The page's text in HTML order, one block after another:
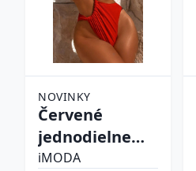
NOVINKY
Červené
jednodielne
plavky
iMODA